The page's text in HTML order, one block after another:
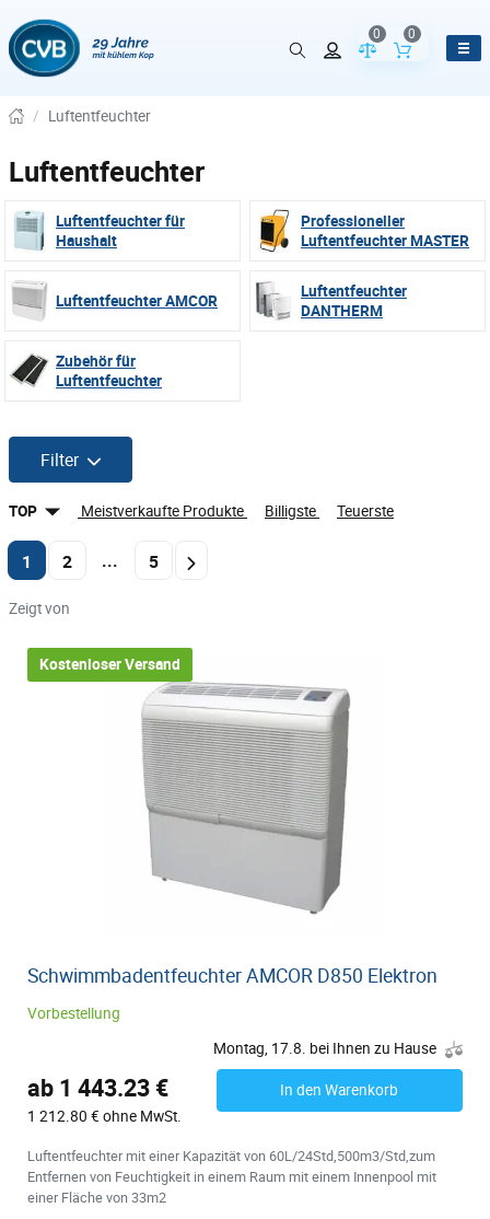
Vergleich der
0
Inhalt des
0
/ Luftentfeuchter
Luftentfeuchter
Luftentfeuchter für
Haushalt
Professioneller
Luftentfeuchter MASTER
Luftentfeuchter AMCOR
Luftentfeuchter
DANTHERM
Zubehör für
Luftentfeuchter
Filter
TOP Meistverkaufte Produkte Billigste Teuerste
1 2 ... 5
Zeigt von
Kostenloser Versand
Schwimmbadentfeuchter AMCOR D850 Elektron
Vorbestellung
Montag, 17.8. bei Ihnen zu Hause
ab 1 443.23 €
1 212.80 € ohne MwSt.
In den Warenkorb
Luftentfeuchter mit einer Kapazität von 60L/24Std,500m3/Std,zum
Entfernen von Feuchtigkeit in einem Raum mit einem Innenpool mit
einer Fläche von 33m2